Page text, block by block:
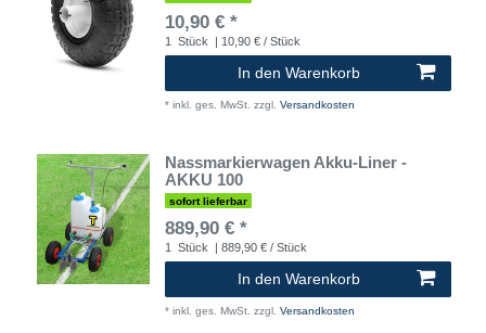
10,90 € *
1 Stück | 10,90 € / Stück
In den Warenkorb
* inkl. ges. MwSt. zzgl. Versandkosten
Nassmarkierwagen Akku-Liner -
AKKU 100
sofort lieferbar
889,90 € *
1 Stück | 889,90 € / Stück
In den Warenkorb
* inkl. ges. MwSt. zzgl. Versandkosten